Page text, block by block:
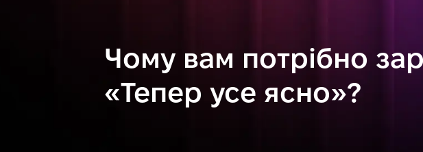
Чому вам потрібно
«Тепер усе ясно»?